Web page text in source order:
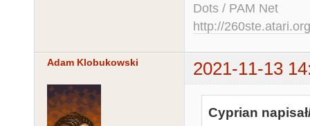
Dots / PAM Net
http://260ste.atari.org
Adam Klobukowski 2021-11-13
Cyprian